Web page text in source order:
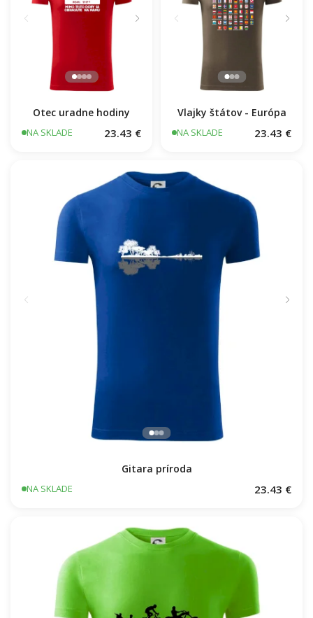
Otec uradne hodiny
NA SKLADE 23.43 €
Vlajky štátov - Európa
NA SKLADE 23.43 €
Gitara príroda
NA SKLADE 23.43 €